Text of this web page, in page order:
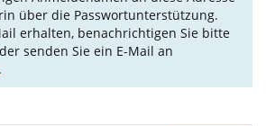
über die Passwortunterstützung.
erhalten, benachrichtigen Sie bitte
senden Sie ein E-Mail an
.